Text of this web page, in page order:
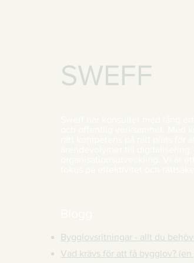
SWEFF
Bygglovsritningar - allt du
Vad krävs för att få bygglov? (en